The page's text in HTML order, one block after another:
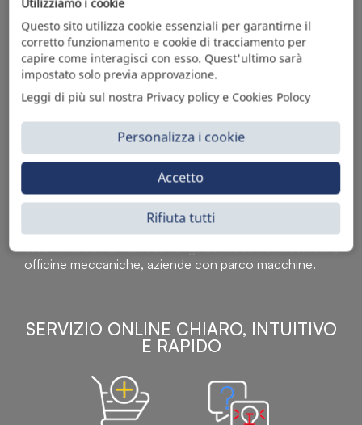
Sì Parts S.r.l. è leader nella distribuzione e vendita di
accessori per veicoli off-highway. Riconosciuto in tutto
il mondo per l’elevato standard qualitativo dei prodotti a
catalogo, attraverso la vendita B2B del ricco
assortimento di articoli originali rivolti a ricambisti,
officine meccaniche, aziende con parco macchine.
SERVIZIO ONLINE CHIARO, INTUITIVO
E RAPIDO
Questo sito utilizza cookie essenziali per garantirne il
corretto funzionamento e cookie di tracciamento per
capire come interagisci con esso. Quest'ultimo sarà
impostato solo previa approvazione.
Leggi di più sul nostra Privacy policy e Cookies Polocy
Personalizza i cookie
Rifiuta tutti
Accetto